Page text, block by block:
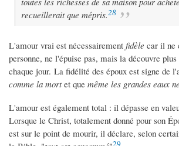
recueillerait que mépris.28
L'amour vrai est nécessairement fidèle car il ne
personne, ne l'épuise pas, mais la découvre
chaque jour. La fidélité des époux est signe de
comme la mortet que même les grandes eaux
L'amour est également total : il dépasse en
Lorsque le Christ, totalement donné pour son
est sur le point de mourir, il déclare, selon
29